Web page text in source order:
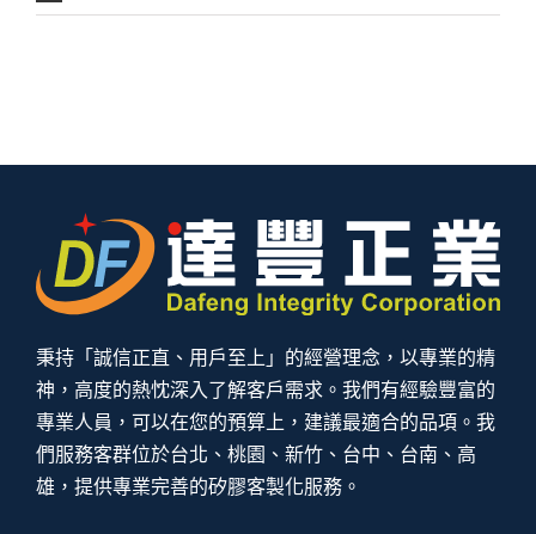
秉持「誠信正直、用戶至上」的經營理念，以專業的精
神，高度的熱忱深入了解客戶需求。我們有經驗豐富的
專業人員，可以在您的預算上，建議最適合的品項。我
們服務客群位於台北、桃園、新竹、台中、台南、高
雄，提供專業完善的矽膠客製化服務。